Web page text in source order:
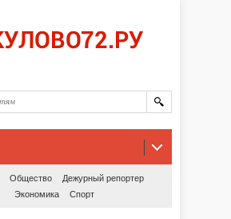
Общество
Дежурный репортер
Экономика
Спорт